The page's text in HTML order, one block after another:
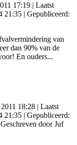
17:19 | Laatst
21:35 | Gepubliceerd:
van
dan 90% van de
En ouders...
18:28 | Laatst
21:35 | Gepubliceerd:
Geschreven door Juf